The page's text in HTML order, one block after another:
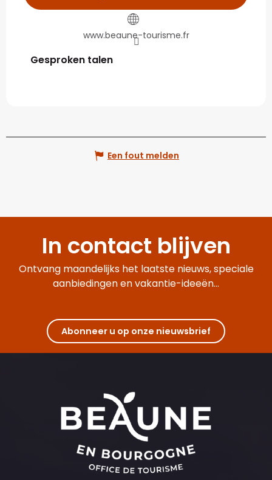
www.beaune-tourisme.fr
Gesproken talen
Gesproken talen
Een fout melden
In contact blijven
Ontvang maandelijks het laatste nieuws, speciale
aanbiedingen en vakantie-ideeën...
Abonneer u op onze nieuwsbrief